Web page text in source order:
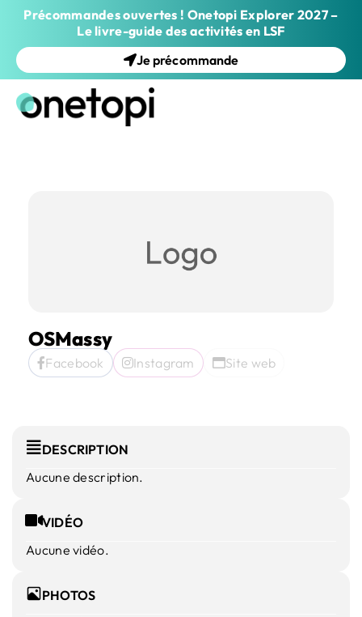
Précommandes ouvertes ! Onetopi Explorer 2027 –
Le livre-guide des activités en LSF
Je précommande
OSMassy
Facebook Instagram Site web
DESCRIPTION
Aucune description.
VIDÉO
Aucune vidéo.
PHOTOS